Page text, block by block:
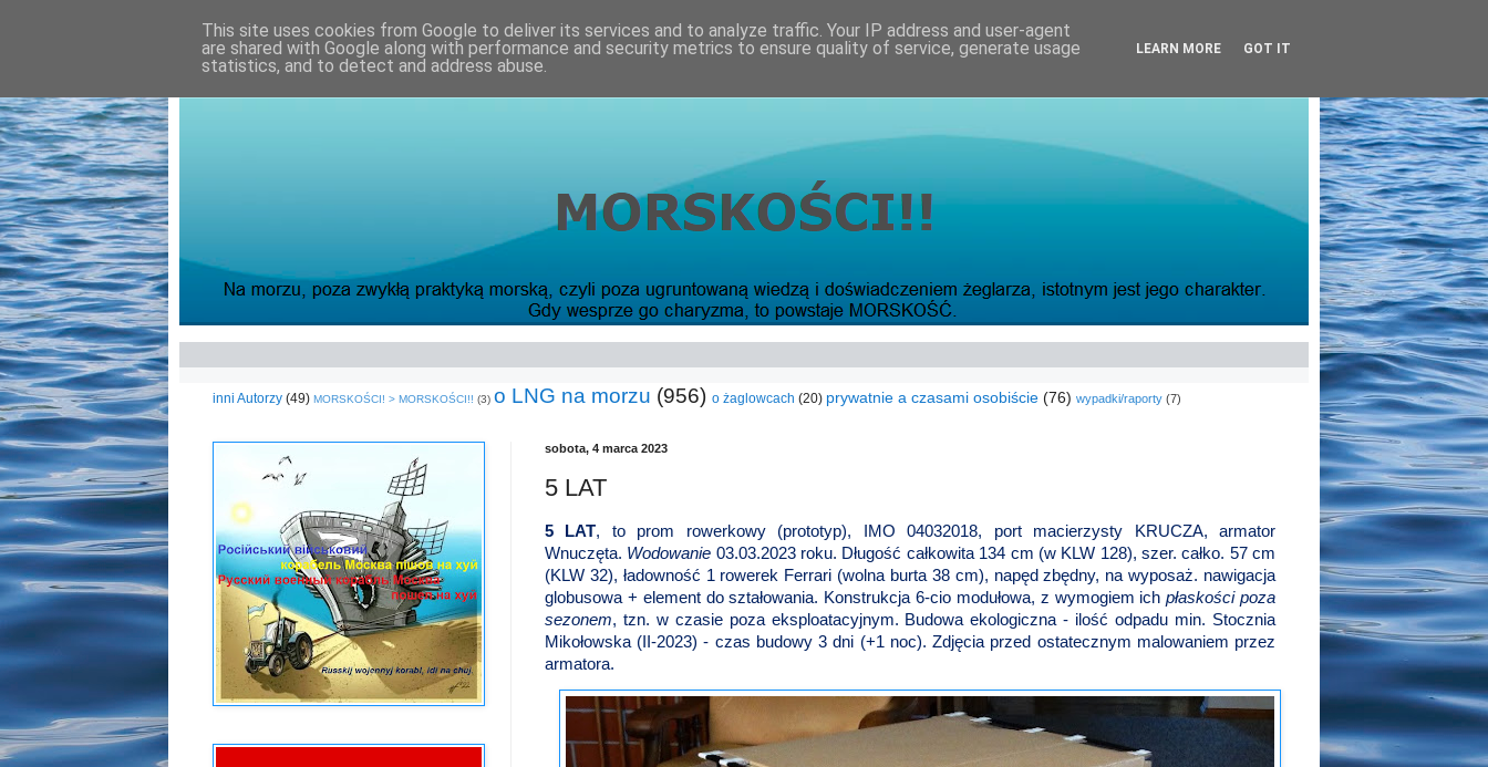
inni Autorzy (49) MORSKOŚCI! > MORSKOŚCI!! (3) o LNG na morzu (956) o żaglowcach (20) prywatnie a czasami osobiście (76) wypadki/raporty (7)
sobota, 4 marca 2023
5 LAT
5 LAT,
to prom rowerkowy (prototyp), IMO 04032018, port macierzysty KRUCZA, armator
Wnuczęta. Wodowanie 03.03.2023 roku. Długość całkowita 134 cm (w KLW 128), szer. całko. 57 cm
(KLW 32), ładowność 1 rowerek Ferrari (wolna burta 38 cm), napęd zbędny, na wyposaż. nawigacja
globusowa + element do ształowania. Konstrukcja 6-cio modułowa, z wymogiem ichpłaskości poza
sezonem, tzn. w czasie poza eksploatacyjnym. Budowa ekologiczna - ilość odpadu min. Stocznia
Mikołowska (II-2023) - czas budowy 3 dni (+1 noc). Zdjęcia przed ostatecznym malowaniem przez
armatora.
This site uses cookies from Google to deliver its services and to analyze traffic. Your IP address and user-agent
are shared with Google along with performance and security metrics to ensure quality of service, generate usage
statistics, and to detect and address abuse.
LEARN MORE GOT IT